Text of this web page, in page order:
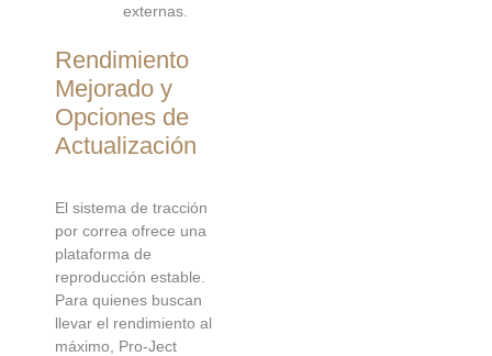
externas.
Rendimiento
Mejorado y
Opciones de
Actualización
El sistema de tracción
por correa ofrece una
plataforma de
reproducción estable.
Para quienes buscan
llevar el rendimiento al
máximo, Pro-Ject